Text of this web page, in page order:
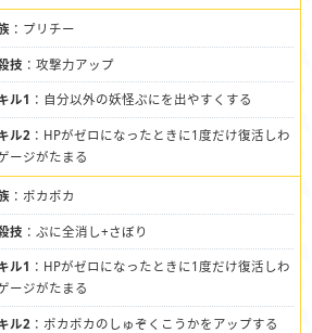
：プリチー
技 ：攻撃力アップ
ル1 ：自分以外の妖怪ぷにを出やすくする
ル2 ：HPがゼロになったときに1度だけ復活しわ
ージがたまる
：ポカポカ
技 ：ぷに全消し+さぼり
ル1 ：HPがゼロになったときに1度だけ復活しわ
ージがたまる
ル2 ：ポカポカのしゅぞくこうかをアップする